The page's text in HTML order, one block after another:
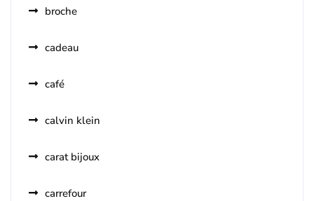
broche
cadeau
café
calvin klein
carat bijoux
carrefour